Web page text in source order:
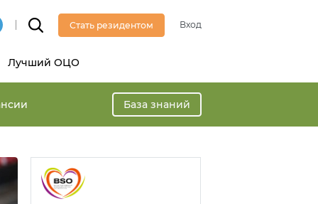
Стать резидентом Вход
Лучший ОЦО
База знаний